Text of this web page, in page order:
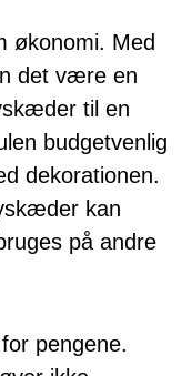
økonomi. Med
det være en
til en
budgetvenlig
dekorationen.
kan
på andre
pengene.